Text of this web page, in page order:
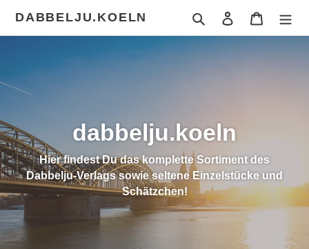
zum
Inhalt
DABBELJU.KOELN Suchen Einloggen
dabbelju.koeln
Hier findest Du das komplette Sortiment des
Dabbelju-Verlags sowie seltene Einzelstücke und
Schätzchen!